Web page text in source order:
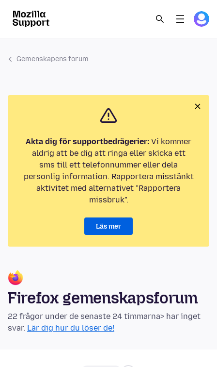
Gemenskapens forum
Akta dig för supportbedrägerier: Vi kommer
aldrig att be dig att ringa eller skicka ett
sms till ett telefonnummer eller dela
personlig information. Rapportera misstänkt
aktivitet med alternativet "Rapportera
missbruk".
Läs mer
Firefox gemenskapsforum
22 frågor under de senaste 24 timmarna> har inget
svar. Lär dig hur du löser de!